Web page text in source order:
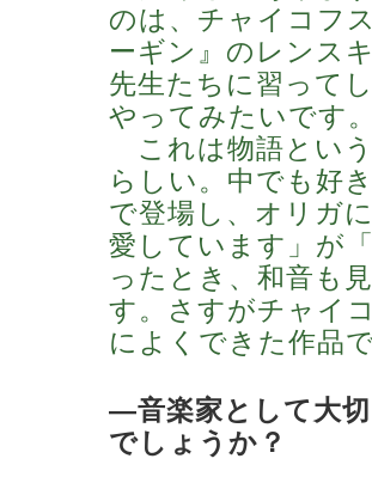
のは、チャイコフ
ーギン』のレンス
先生たちに習って
やってみたいです。
これは物語とい
らしい。中でも好
で登場し、オリガ
愛しています」が
ったとき、和音も
す。さすがチャイ
によくできた作品で
―音楽家として大
でしょうか？